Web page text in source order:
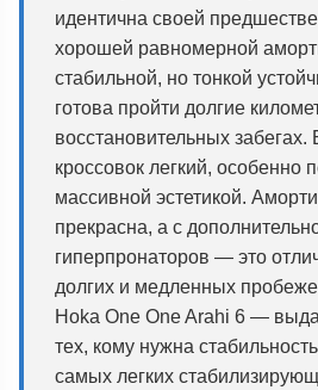
идентична своей
хорошей равномерной
стабильной, но тонкой
готова пройти долгие
восстановительных забегах.
кроссовок легкий, особенно
массивной эстетикой.
прекрасна, а с
гиперпронаторов — это
долгих и медленных
Hoka One One Arahi 6 —
тех, кому нужна
самых легких